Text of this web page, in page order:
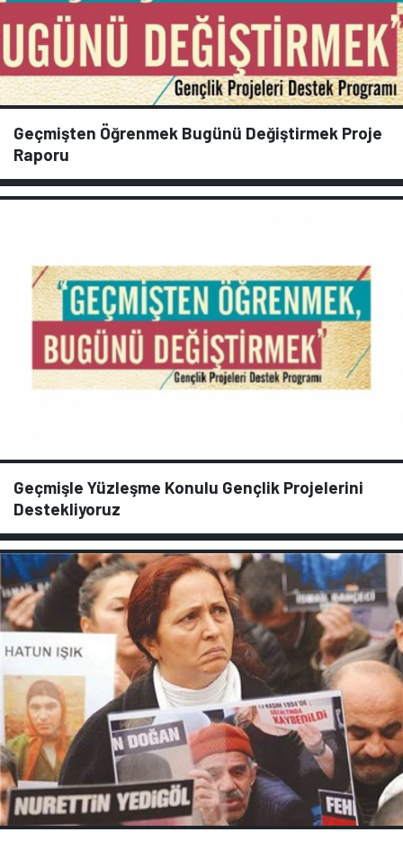
Geçmişten Öğrenmek Bugünü Değiştirmek Proje
Raporu
Geçmişle Yüzleşme Konulu Gençlik Projelerini
Destekliyoruz